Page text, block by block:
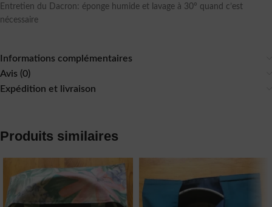
Entretien du Dacron: éponge humide et lavage à 30° quand c’est
nécessaire
Informations complémentaires
Avis (0)
Expédition et livraison
Produits similaires